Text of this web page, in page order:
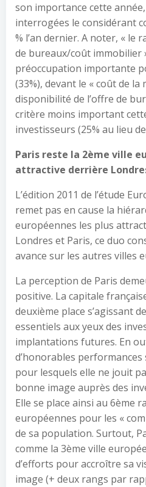
son importance cette
interrogées le considérant
% l’an dernier. A noter, « le
de bureaux/coût
préoccupation importante
(33%), devant le « coût de la
disponibilité de l’offre de
critère moins important
investisseurs (25% au lieu
Paris reste la 2ème ville
attractive derrière
L’édition 2011 de l’étude
remet pas en cause la
européennes les plus
Londres et Paris, ce duo
avance sur les autres villes
La perception de Paris
positive. La capitale
deuxième place s’agissant
essentiels aux yeux des
implantations futures. En
d’honorables performances
pour lesquels elle ne jouit
bonne image auprès des
Elle se place ainsi au 6ème
européennes pour les «
de sa population. Surtout,
comme la 3ème ville
d’efforts pour accroître sa
image (+ deux rangs par